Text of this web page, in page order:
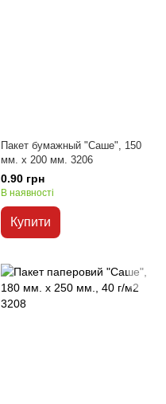
Пакет бумажный "Саше", 150
мм. х 200 мм. 3206
0.90 грн
В наявності
Купити